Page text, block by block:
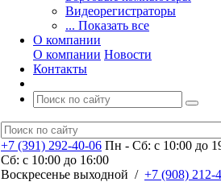
Видеорегистраторы
... Показать все
О компании
О компании Новости
Контакты
+7 (391) 292-40-06 Пн - Сб: c 10:00 до
Сб: c 10:00 до 16:00
​Воскресенье выходной / +7 (908) 212-